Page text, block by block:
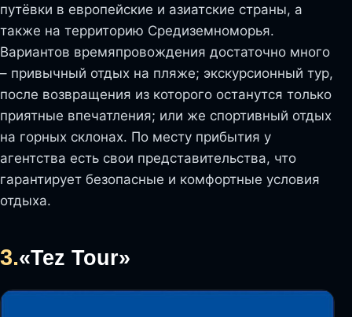
путёвки в европейские и азиатские страны, а
также на территорию Средиземноморья.
Вариантов времяпровождения достаточно много
– привычный отдых на пляже; экскурсионный тур,
после возвращения из которого останутся только
приятные впечатления; или же спортивный отдых
на горных склонах. По месту прибытия у
агентства есть свои представительства, что
гарантирует безопасные и комфортные условия
отдыха.
3.«Tez Tour»